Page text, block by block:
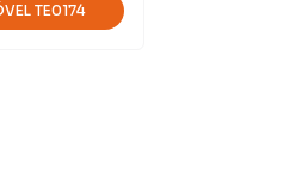
TE0174